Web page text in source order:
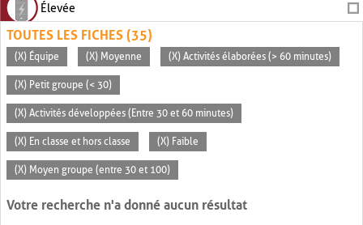
Élevée
TOUTES LES FICHES (35)
(X) Équipe (X) Moyenne (X) Activités élaborées (> 60 minutes)
(X) Petit groupe (< 30)
(X) Activités développées (Entre 30 et 60 minutes)
(X) En classe et hors classe (X) Faible
(X) Moyen groupe (entre 30 et 100)
Votre recherche n'a donné aucun résultat